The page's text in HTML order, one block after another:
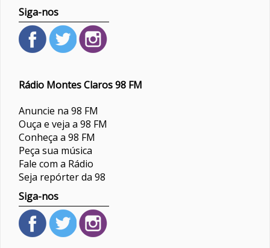
Siga-nos
Rádio Montes Claros 98 FM
Anuncie na 98 FM
Ouça e veja a 98 FM
Conheça a 98 FM
Peça sua música
Fale com a Rádio
Seja repórter da 98
Siga-nos